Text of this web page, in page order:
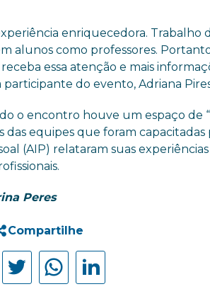
enriquecedora. Trabalho
alunos como professores.
essa atenção e mais
do evento, Adriana
o encontro houve um espaço de
das equipes que foram
(AIP) relataram suas
Peres
Compartilhe